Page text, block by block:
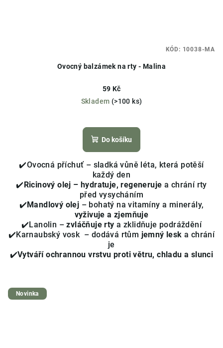
Ovocný balzámek na rty - Malina
59 Kč
Skladem (>100 ks)
hodnocení
produktu
z
5
hvězdiček.
Do košíku
✔️Ovocná příchuť – sladká vůně léta, která potěší
každý den
✔️Ricinový olej – hydratuje, regeneruje a chrání rty
před vysycháním
✔️Mandlový olej – bohatý na vitamíny a minerály,
vyživuje a zjemňuje
✔️Lanolin – zvláčňuje rty a zklidňuje podráždění
✔️Karnaubský vosk – dodává rtům jemný lesk a chrání
je
✔️Vytváří ochrannou vrstvu proti větru, chladu a slunci
KÓD: 10038-MA
Novinka